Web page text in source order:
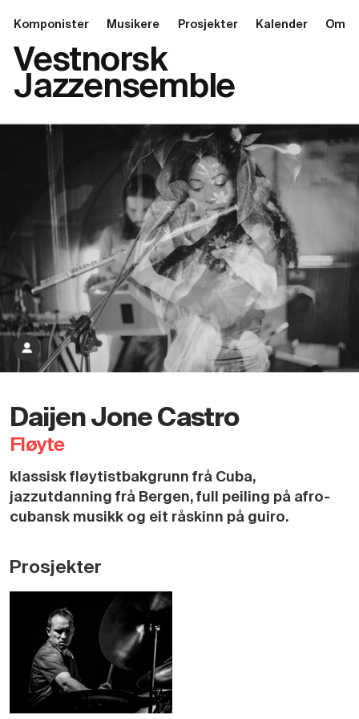
Komponister Musikere Prosjekter Kalender Om
Vestnorsk
Jazzensemble
Daijen Jone Castro
Fløyte
klassisk fløytistbakgrunn frå Cuba,
jazzutdanning frå Bergen, full peiling på afro-
cubansk musikk og eit råskinn på guiro.
Prosjekter